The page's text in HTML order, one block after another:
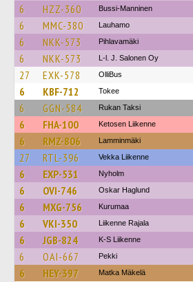
6 HZZ-360 Bussi-Manninen
6 MMC-380 Lauhamo
6 NKK-573 Pihlavamäki
6 NKK-573 L-l. J. Salonen Oy
27 EXK-578 OlliBus
6 KBF-712 Tokee
6 GGN-584 Rukan Taksi
6 FHA-100 Ketosen Liikenne
6 RMZ-806 Lamminmäki
27 RTL-396 Vekka Liikenne
6 EXP-531 Nyholm
6 OVI-746 Oskar Haglund
6 MXG-756 Kurumaa
6 VKI-350 Liikenne Rajala
6 JGB-824 K-S Liikenne
6 OAI-667 Pekki
6 HEY-397 Matka Mäkelä